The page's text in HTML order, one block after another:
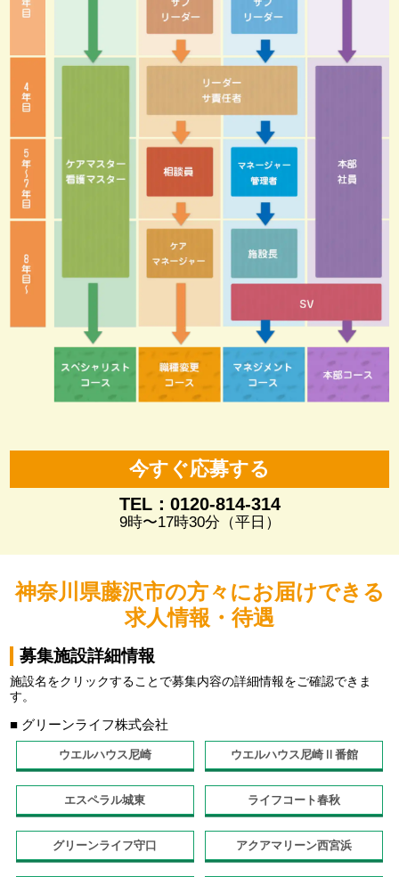
今すぐ応募する
TEL：0120-814-314
9時〜17時30分（平日）
神奈川県藤沢市の方々にお届けできる
求人情報・待遇
募集施設詳細情報
施設名をクリックすることで募集内容の詳細情報をご確認できま
す。
■ グリーンライフ株式会社
ウエルハウス尼崎 ウエルハウス尼崎Ⅱ番館
エスペラル城東 ライフコート春秋
グリーンライフ守口 アクアマリーン西宮浜